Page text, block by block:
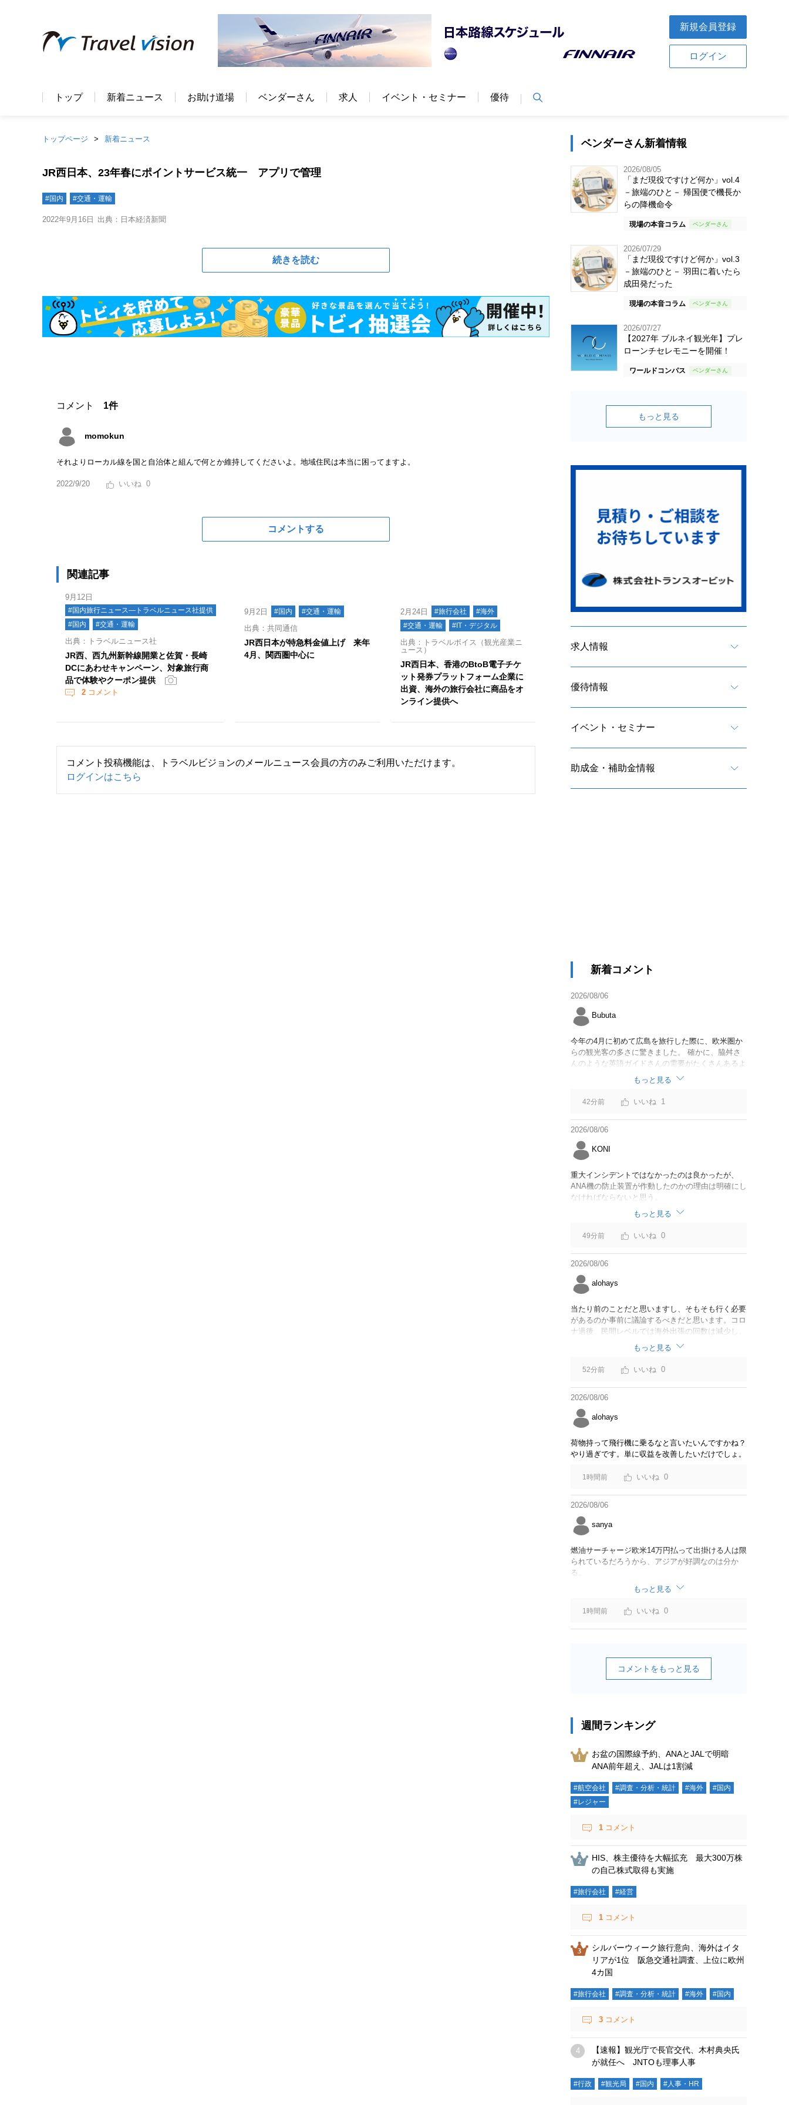
新規会員登録
ログイン
トップ 新着ニュース お助け道場 ベンダーさん 求人 イベント・セミナー 優待
トップページ 新着ニュース
JR西日本、23年春にポイントサービス統一 アプリで管理
#国内 #交通・運輸
2022年9月16日 出典：日本経済新聞
続きを読む
コメント 1件
momokun
それよりローカル線を国と自治体と組んで何とか維持してくださいよ。地域住民は本当に困ってますよ。
2022/9/20 0
コメントする
関連記事
9月12日
#国内旅行ニュース―トラベルニュース社提供
#国内
#交通・運輸
出典：トラベルニュース社
JR西、西九州新幹線開業と佐賀・長崎
DCにあわせキャンペーン、対象旅行商
品で体験やクーポン提供
2 コメント
9月2日 #国内 #交通・運輸
出典：共同通信
JR西日本が特急料金値上げ 来年
4月、関西圏中心に
2月24日 #旅行会社
#海外
#交通・運輸
#IT・デジタル
出典：トラベルボイス（観光産業ニ
ュース）
JR西日本、香港のBtoB電子チケ
ット発券プラットフォーム企業に
出資、海外の旅行会社に商品をオ
ンライン提供へ
コメント投稿機能は、トラベルビジョンのメールニュース会員の方のみご利用いただけます。
ログインはこちら
ベンダーさん新着情報
2026/08/05
「まだ現役ですけど何か」vol.4
－旅端のひと－ 帰国便で機長か
らの降機命令
現場の本音コラム
2026/07/29
「まだ現役ですけど何か」vol.3
－旅端のひと－ 羽田に着いたら
成田発だった
現場の本音コラム
2026/07/27
【2027年 ブルネイ観光年】プレ
ローンチセレモニーを開催！
ワールドコンパス
もっと見る
求人情報
優待情報
イベント・セミナー
助成金・補助金情報
新着コメント
2026/08/06
Bubuta
今年の4月に初めて広島を旅行した際に、欧米圏か
らの観光客の多さに驚きました。 確かに、脇舛さ
んのような英語ガイドさんの需要がたくさんあるよ
もっと見る
42分前 1
2026/08/06
KONI
重大インシデントではなかったのは良かったが、
ANA機の防止装置が作動したのかの理由は明確にし
なければならないと思う。
もっと見る
49分前 0
2026/08/06
alohays
当たり前のことだと思いますし、そもそも行く必要
があるのか事前に議論するべきだと思います。コロ
ナ過後、民間レベルでは海外出張の回数は減少し、
リモートでやり取りするのが普通になっています
し。貴重な税金を使うなら費用対効果をキチンと周
知してからにして下さい。
もっと見る
52分前 0
2026/08/06
alohays
荷物持って飛行機に乗るなと言いたいんですかね？
やり過ぎです。単に収益を改善したいだけでしょ。
1時間前 0
2026/08/06
sanya
燃油サーチャージ欧米14万円払って出掛ける人は限
られているだろうから、アジアが好調なのは分か
る。
もっと見る
1時間前 0
コメントをもっと見る
週間ランキング
お盆の国際線予約、ANAとJALで明暗
ANA前年超え、JALは1割減
#航空会社 #調査・分析・統計 #海外
#国内
#レジャー
1 コメント
HIS、株主優待を大幅拡充 最大300万株
の自己株式取得も実施
#旅行会社 #経営
1 コメント
シルバーウィーク旅行意向、海外はイタ
リアが1位 阪急交通社調査、上位に欧州
4カ国
#旅行会社 #調査・分析・統計 #海外 #国内
3 コメント
【速報】観光庁で長官交代、木村典央氏
が就任へ JNTOも理事人事
#行政 #観光局 #国内 #人事・HR